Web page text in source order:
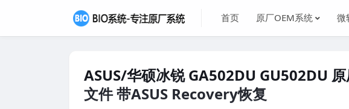
首页 原厂OEM系统 微
ASUS/华硕冰锐 GA502DU GU502DU
文件 带ASUS Recovery恢复